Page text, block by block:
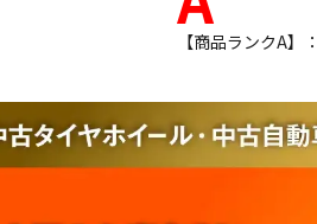
【商品ランクA